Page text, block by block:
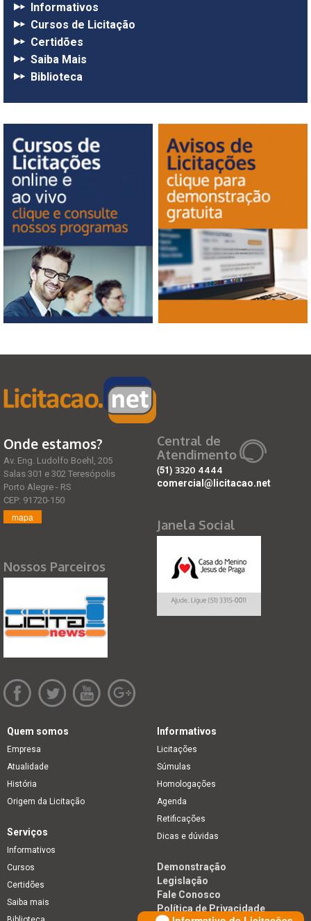
Informativos
Cursos de Licitação
Certidões
Saiba Mais
Biblioteca
Onde estamos?
Av. Eng. Ludolfo Boehl, 205
Salas 301 e 302 Teresópolis
Porto Alegre - RS
CEP: 91720-150
mapa
Nossos Parceiros
Central de
Atendimento
(51) 3320 4444
comercial@licitacao.net
Janela Social
Quem somos
Empresa
Atualidade
História
Origem da Licitação
Informativos
Licitações
Súmulas
Homologações
Agenda
Retificações
Dicas e dúvidas
Serviços
Informativos
Cursos
Certidões
Saiba mais
Demonstração
Legislação
Fale Conosco
Política de Privacidade